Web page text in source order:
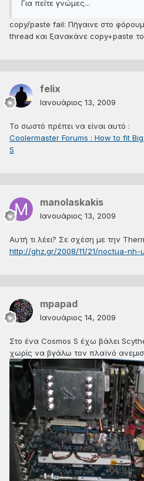
Για πείτε γνώμες...
copy/paste fail: Πήγαινε στο
thread και ξανακάνε copy+paste
felix
Ιανουάριος 13, 2009
Το σωστό πρέπει να είναι αυτό :
Coolermaster Forums : How to fit
S
manolaskakis
Ιανουάριος 13, 2009
Αυτή τι λέει? Σε σχέση με την
http://ghz.gr/2008/11/21/noctua-nh-
mpapad
Ιανουάριος 14, 2009
Στο ένα Cosmos S έχω βάλει
χωρίς να βγάλω τον πλαϊνό